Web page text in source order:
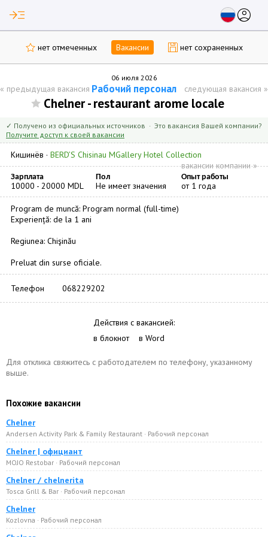
read_more account_circle
нет отмеченных Вакансии нет сохраненных
06 июля 2026
« предыдущая вакансия Рабочий персонал следующая вакансия »
Chelner - restaurant arome locale
✓ Получено из официальных источников · Это вакансия Вашей компании?
Получите доступ к своей вакансии
Кишинёв · BERD’S Chisinau MGallery Hotel Collection
вакансии компании »
Зарплата Пол Опыт работы
10000 - 20000 MDL Не имеет значения от 1 года
Program de muncă: Program normal (full-time)
Experiență: de la 1 ani
Regiunea: Chişinău
Preluat din surse oficiale.
Телефон 068229202
Действия с вакансией:
в блокнот
в Word
Для отклика свяжитесь с работодателем по телефону, указанному
выше.
Похожие вакансии
Chelner
Andersen Activity Park & Family Restaurant · Рабочий персонал
Chelner | официант
MOJO Restobar · Рабочий персонал
Chelner / chelnerita
Tosca Grill & Bar · Рабочий персонал
Chelner
Kozlovna · Рабочий персонал